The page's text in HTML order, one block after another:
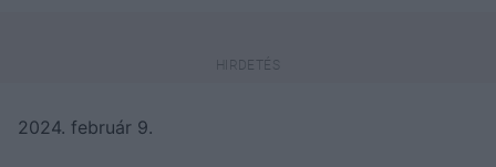
2024. február 9.